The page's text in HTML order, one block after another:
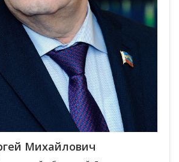
Михайлович